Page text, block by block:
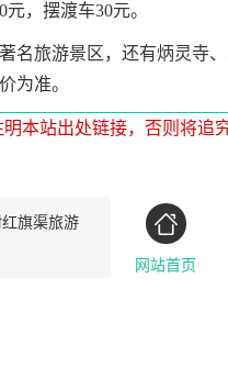
，摆渡车30元。
旅游景区，还有炳灵寺、
为准。
本站出处链接，否则将
旗渠旅游
网站首页